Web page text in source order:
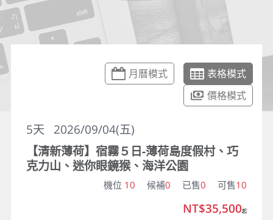
月曆模式
表格模式
價格模式
2026/09/04(五)
5天
【清新薄荷】宿霧５日-薄荷島度假村、巧
克力山、迷你眼鏡猴、海洋公園
機位 10 候補0 已售0 可售10
NT$35,500起